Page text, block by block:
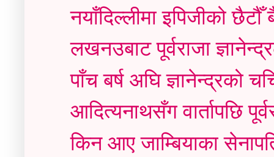
नयाँदिल्लीमा इपिजीको
लखनउबाट पूर्वराजा
पाँच बर्ष अघि ज्ञानेन्द्रको
आदित्यनाथसँग वार्तापछि
किन आए जाम्बियाका